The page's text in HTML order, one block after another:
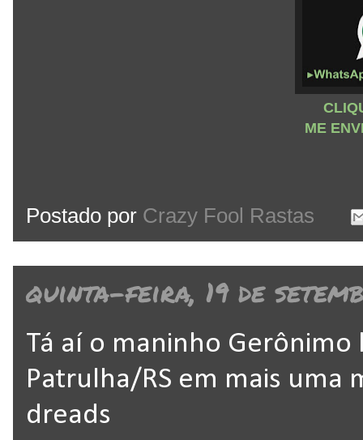
ME
Postado por Crazy Fool Rastas
quinta-feira, 19 de
Tá aí o maninho
Patrulha/RS em mais uma
dreads